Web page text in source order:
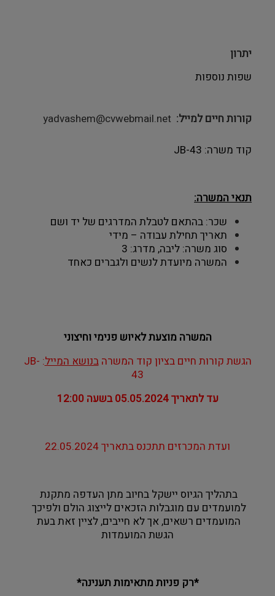
יתרון
שפות נוספות
קורות חיים למייל yadvashem@cvwebmail.net
קוד משרה: JB-43
תנאי המשרה:
שכר: בהתאם לטבלת המדרגים של יד ושם
תאריך תחילת עבודה – מידי
סוג משרה: ליבה, מדרג: 3
המשרה מיועדת לנשים ולגברים כאחד
המשרה מוצעת לאיוש פנימי וחיצוני
הגשת קורות חיים בציון קוד המשרה בנושא המייל : JB-
43
עד לתאריך 05.05.2024 בשעה 12:00
ועדת המכרזים תתכנס בתאריך 22.05.2024
הגשת המועמדות
*רק פניות מתאימות תענינה*